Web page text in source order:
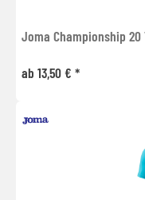
Joma Championship
ab 13,50 € *